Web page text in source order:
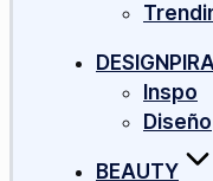
Inspo
Diseño
BEAUTY